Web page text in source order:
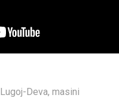
Lugoj-Deva, masini